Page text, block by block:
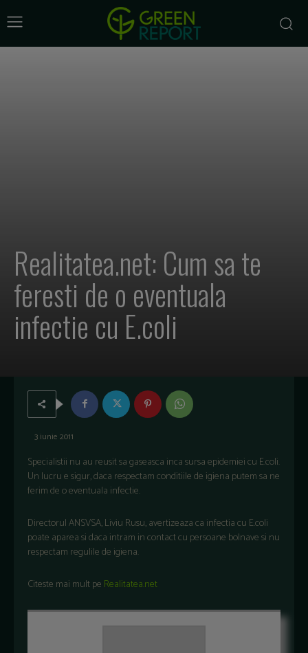
Realitatea.net: Cum sa te
feresti de o eventuala
infectie cu E.coli
3 iunie 2011
Specialistii nu au reusit sa gaseasca inca sursa epidemiei cu E.coli.
Un lucru e sigur, daca respectam conditiile de igiena putem sa ne
ferim de o eventuala infectie.
Directorul ANSVSA, Liviu Rusu, avertizeaza ca infectia cu E.coli
poate aparea si daca intram in contact cu persoane bolnave si nu
respectam regulile de igiena.
Citeste mai mult pe Realitatea.net